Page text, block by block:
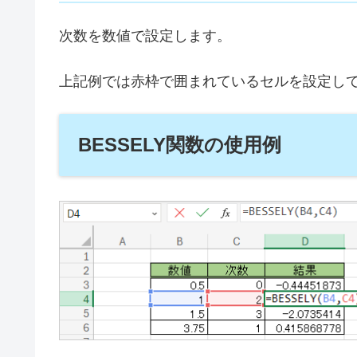
次数を数値で設定します。
上記例では赤枠で囲まれているセルを設定し
BESSELY関数の使用例